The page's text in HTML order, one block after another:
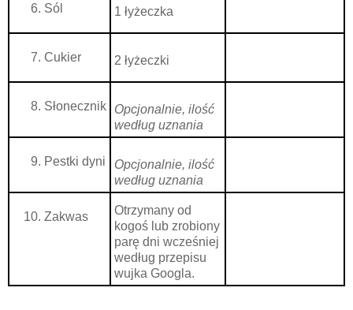
Sól 1 łyżeczka
Cukier 2 łyżeczki
Słonecznik
Opcjonalnie, ilość
według uznania
Pestki dyni
Opcjonalnie, ilość
według uznania
Zakwas
Otrzymany od
kogoś lub zrobiony
parę dni wcześniej
według przepisu
wujka Googla.